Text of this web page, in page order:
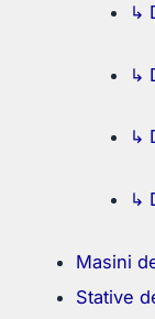
↳
↳
↳
↳
Masini
Stative